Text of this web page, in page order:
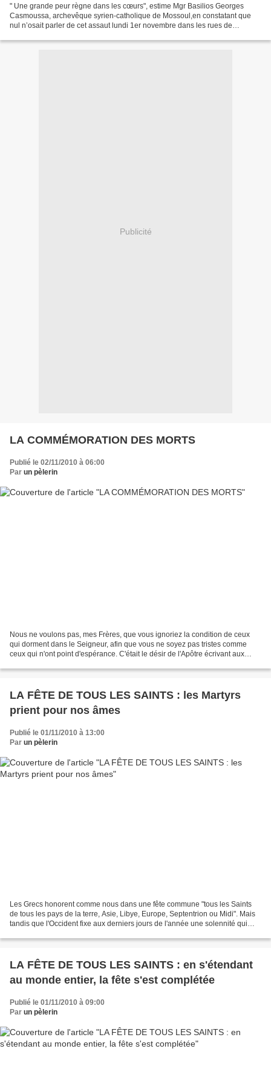
" Une grande peur règne dans les cœurs", estime Mgr Basilios Georges
Casmoussa, archevêque syrien-catholique de Mossoul,en constatant que
nul n’osait parler de cet assaut lundi 1er novembre dans les rues de
Publicité
LA COMMÉMORATION DES MORTS
Publié le 02/11/2010 à 06:00
Par un pèlerin
Nous ne voulons pas, mes Frères, que vous ignoriez la condition de ceux
qui dorment dans le Seigneur, afin que vous ne soyez pas tristes comme
ceux qui n'ont point d'espérance. C'était le désir de l'Apôtre écrivant aux
LA FÊTE DE TOUS LES SAINTS : les Martyrs
prient pour nos âmes
Publié le 01/11/2010 à 13:00
Par un pèlerin
Les Grecs honorent comme nous dans une fête commune "tous les Saints
de tous les pays de la terre, Asie, Libye, Europe, Septentrion ou Midi". Mais
tandis que l'Occident fixe aux derniers jours de l'année une solennité qui
LA FÊTE DE TOUS LES SAINTS : en s'étendant
au monde entier, la fête s'est complétée
Publié le 01/11/2010 à 09:00
Par un pèlerin